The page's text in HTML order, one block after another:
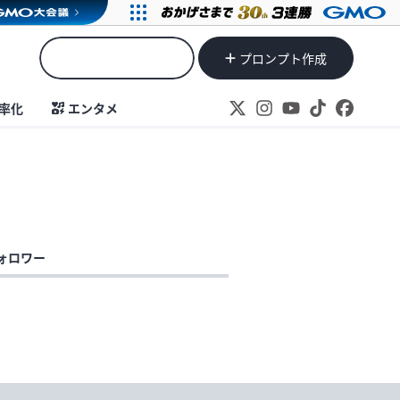
プロンプト作成
化 エンタメ
ロワー